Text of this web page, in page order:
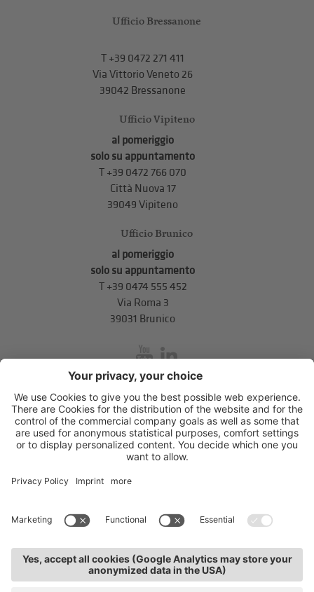
Ufficio Bressanone
T +39 0472 271 411
Via Vittorio Veneto 26
39042 Bressanone
Ufficio Vipiteno
al pomeriggio
solo su appuntamento
T +39 0472 766 070
Città Nuova 17
39049 Vipiteno
Ufficio Brunico
al pomeriggio
solo su appuntamento
T+39 0474 555 452
Via Roma 3
39031 Brunico
inService
Via di Mezzo ai Piani 5 ,39100 Bolzano.T+39 0471 310 311.
info@unione-bz.it
Impressum
Privacy